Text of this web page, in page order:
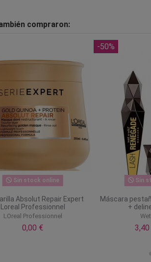
compraron:
Sin stock online
Absolut Repair Expert
Loreal Professionnel
LOreal Professionnel
0,00 €
-50%
Sin
Máscara
+